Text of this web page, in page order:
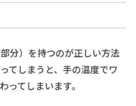
分）を持つのが正しい方法
てしまうと、手の温度でワ
ってしまいます。